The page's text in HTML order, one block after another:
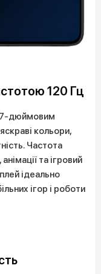
120 Гц
дюймовим
кольори,
Частота
та ігровий
ідеально
ігор і роботи